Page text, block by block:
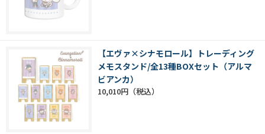
【エヴァ×シナモロール】トレーディング
メモスタンド/全13種BOXセット（アルマ
ビアンカ）
10,010円